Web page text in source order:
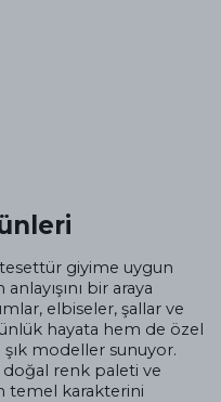
giyime uygun
bir araya
elbiseler, şallar ve
hayata hem de özel
modeller sunuyor.
doğal renk paleti ve
temel karakterini